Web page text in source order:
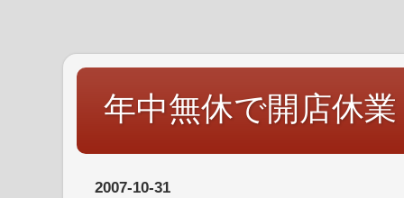
年中無休で開店休業
2007-10-31